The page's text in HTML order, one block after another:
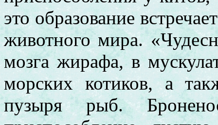
это образование
животного мира.
мозга жирафа, в
морских котиков, а
пузыря рыб.